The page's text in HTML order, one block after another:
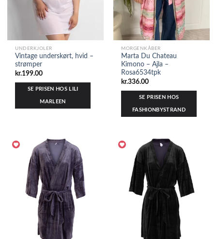
UNDERKJOLER
Vintage underskørt, hvid –
strømper
kr.199.00
SE PRISEN HOS LILI
MARLEEN
MORGENKÅBER
Marta Du Chateau
Kimono – Ajla –
Rosa6534tpk
kr.336.00
SE PRISEN HOS
FASHIONBYSTRAND